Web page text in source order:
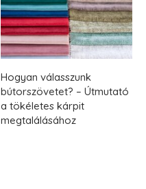
Hogyan válasszunk
bútorszövetet? – Útmutató
a tökéletes kárpit
megtalálásához